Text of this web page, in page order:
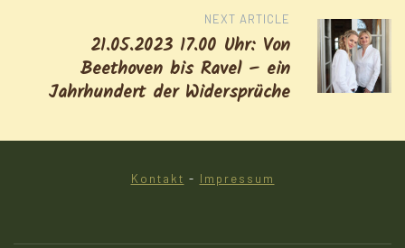
NEXT ARTICLE
21.05.2023 17.00 Uhr: Von
Beethoven bis Ravel – ein
Jahrhundert der Widersprüche
Kontakt - Impressum